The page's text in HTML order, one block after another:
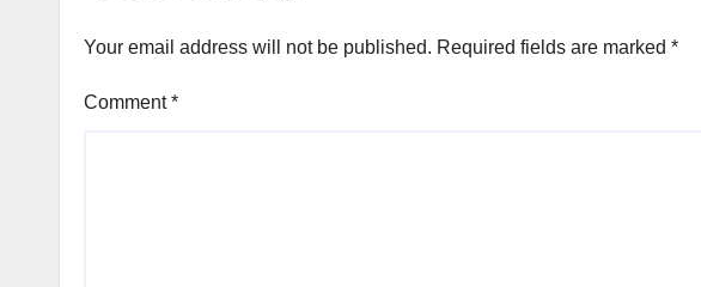
Your email address will not be published. Required fields are marked *
Comment*